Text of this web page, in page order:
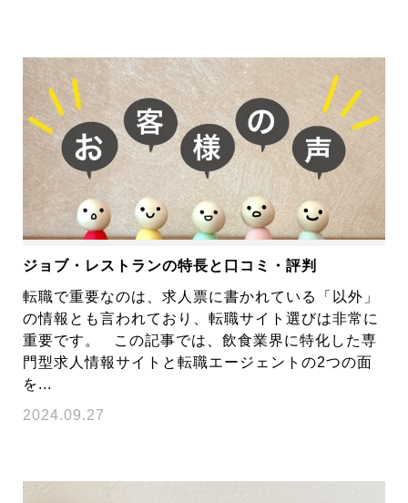
ジョブ・レストランの特長と口コミ・評判
転職で重要なのは、求人票に書かれている「以外」
の情報とも言われており、転職サイト選びは非常に
重要です。 この記事では、飲食業界に特化した専
門型求人情報サイトと転職エージェントの2つの面
を...
2024.09.27